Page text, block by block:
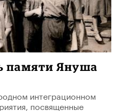
памяти Януша
интеграционном
посвященные